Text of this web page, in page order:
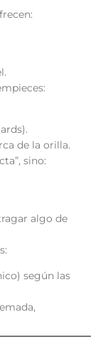
de la orilla.
sino:
algo de
según las